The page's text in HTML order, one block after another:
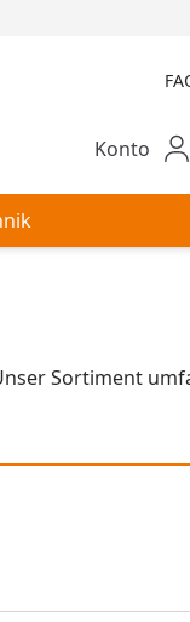
Mein
Konto
Sortiment